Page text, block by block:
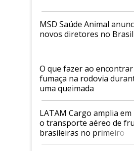
MSD Saúde Animal
novos diretores no Brasil
O que fazer ao encontrar
fumaça na rodovia
uma queimada
LATAM Cargo amplia em
o transporte aéreo de
brasileiras no primeiro
semestre